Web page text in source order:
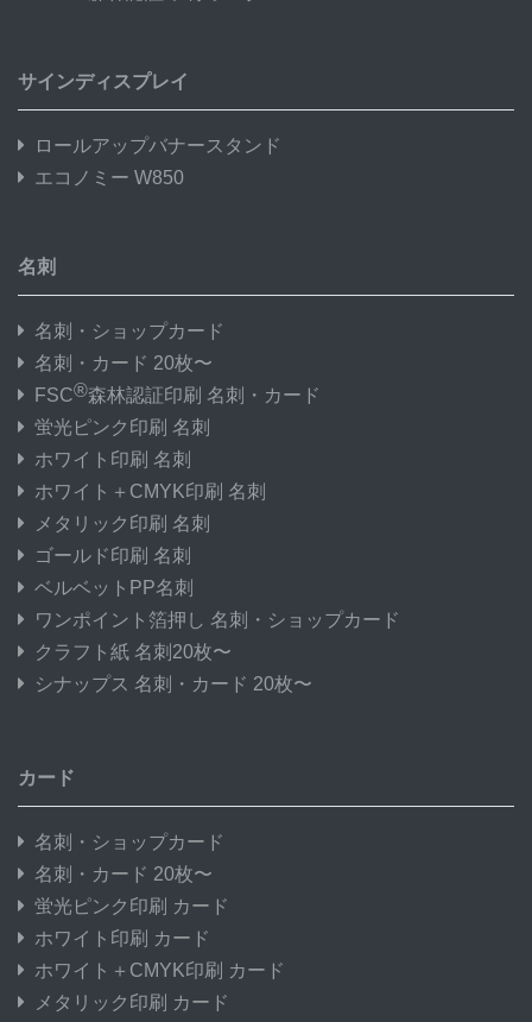
サインディスプレイ
ロールアップバナースタンド
エコノミー W850
名刺
名刺・ショップカード
名刺・カード 20枚〜
FSC®森林認証印刷 名刺・カード
蛍光ピンク印刷 名刺
ホワイト印刷 名刺
ホワイト＋CMYK印刷 名刺
メタリック印刷 名刺
ゴールド印刷 名刺
ベルベットPP名刺
ワンポイント箔押し 名刺・ショップカード
クラフト紙 名刺20枚〜
シナップス 名刺・カード 20枚〜
カード
名刺・ショップカード
名刺・カード 20枚〜
蛍光ピンク印刷 カード
ホワイト印刷 カード
ホワイト＋CMYK印刷 カード
メタリック印刷 カード